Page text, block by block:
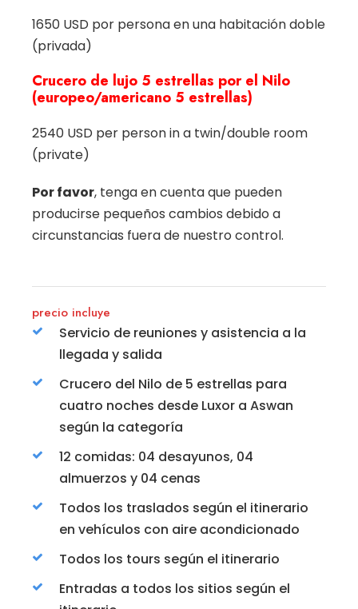
1650 USD por persona en una habitación doble
(privada)
Crucero de lujo 5 estrellas por el Nilo
(europeo/americano 5 estrellas)
2540 USD per person in a twin/double room
(private)
Por favor, tenga en cuenta que pueden
producirse pequeños cambios debido a
circunstancias fuera de nuestro control.
precio incluye
Servicio de reuniones y asistencia a la
llegada y salida
Crucero del Nilo de 5 estrellas para
cuatro noches desde Luxor a Aswan
según la categoría
12 comidas: 04 desayunos, 04
almuerzos y 04 cenas
Todos los traslados según el itinerario
en vehículos con aire acondicionado
Todos los tours según el itinerario
Entradas a todos los sitios según el